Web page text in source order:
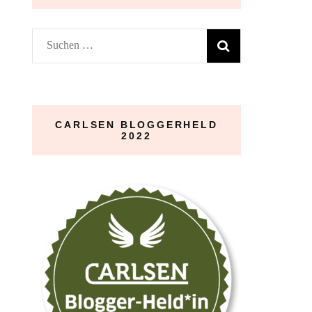
Suchen
nach:
CARLSEN BLOGGERHELD
2022